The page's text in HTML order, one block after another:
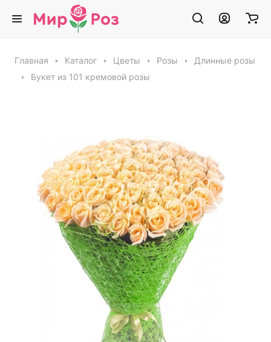
Главная Каталог Цветы Розы
Длинные розы
Букет из 101 кремовой розы